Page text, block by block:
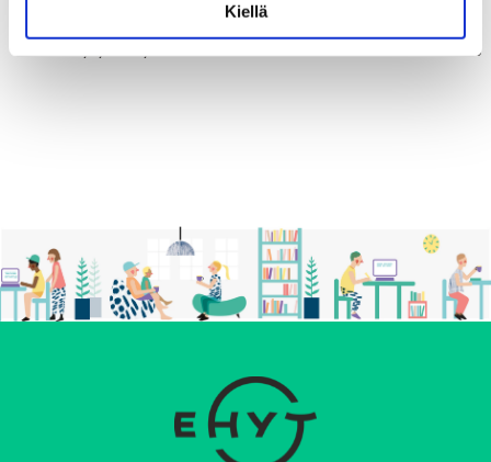
Kiellä
EHYT Teema 10: Monikulttuurisuus